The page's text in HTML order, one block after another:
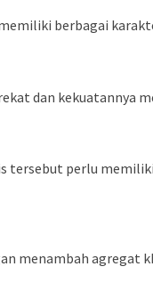
berbagai
dan kekuatannya
tersebut perlu
menambah agregat